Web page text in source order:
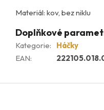
Materiál: kov, bez niklu
Doplňkové
Kategorie:
Háčky
EAN: